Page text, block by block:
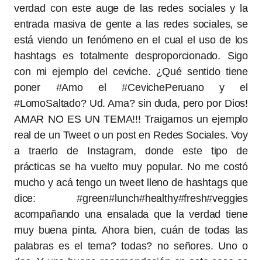
verdad con este auge de las redes sociales y la
entrada masiva de gente a las redes sociales, se
está viendo un fenómeno en el cual el uso de los
hashtags es totalmente desproporcionado. Sigo
con mi ejemplo del ceviche. ¿Qué sentido tiene
poner #Amo el #CevichePeruano y el
#LomoSaltado? Ud. Ama? sin duda, pero por Dios!
AMAR NO ES UN TEMA!!! Traigamos un ejemplo
real de un Tweet o un post en Redes Sociales. Voy
a traerlo de Instagram, donde este tipo de
prácticas se ha vuelto muy popular. No me costó
mucho y acá tengo un tweet lleno de hashtags que
dice: #green#lunch#healthy#fresh#veggies
acompañando una ensalada que la verdad tiene
muy buena pinta. Ahora bien, cuán de todas las
palabras es el tema? todas? no señores. Uno o